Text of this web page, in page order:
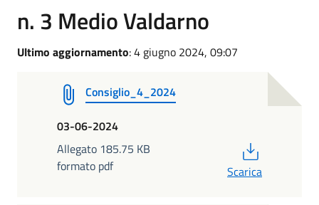
n. 3 Medio Valdarno
Ultimo aggiornamento: 4 giugno 2024, 09:07
Consiglio_4_2024
03-06-2024
Allegato 185.75 KB
formato pdf
Scarica